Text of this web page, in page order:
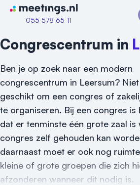
Naar home van Meetings
055 578 65 11
Vraag locatie aan
Locatiegids
Meld locatie aan
Congrescentrum in
Ben je op zoek naar een modern
congrescentrum in Leersum?
geschikt om een congres of
te organiseren. Bij een congres is
dat er tenminste één grote zaal is
congres zelf gehouden kan
daarnaast moet er ook nog
kleine of grote groepen die zich
afzonderen wanneer dit nodig is.